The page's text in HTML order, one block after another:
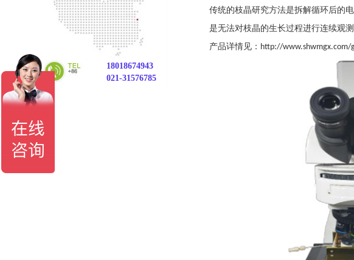
18018674943
021-31576785
传统的枝晶研究方法是拆解循环后的
是无法对枝晶的生长过程进行连续观
产品详情见： http://www.shwmgx.com/